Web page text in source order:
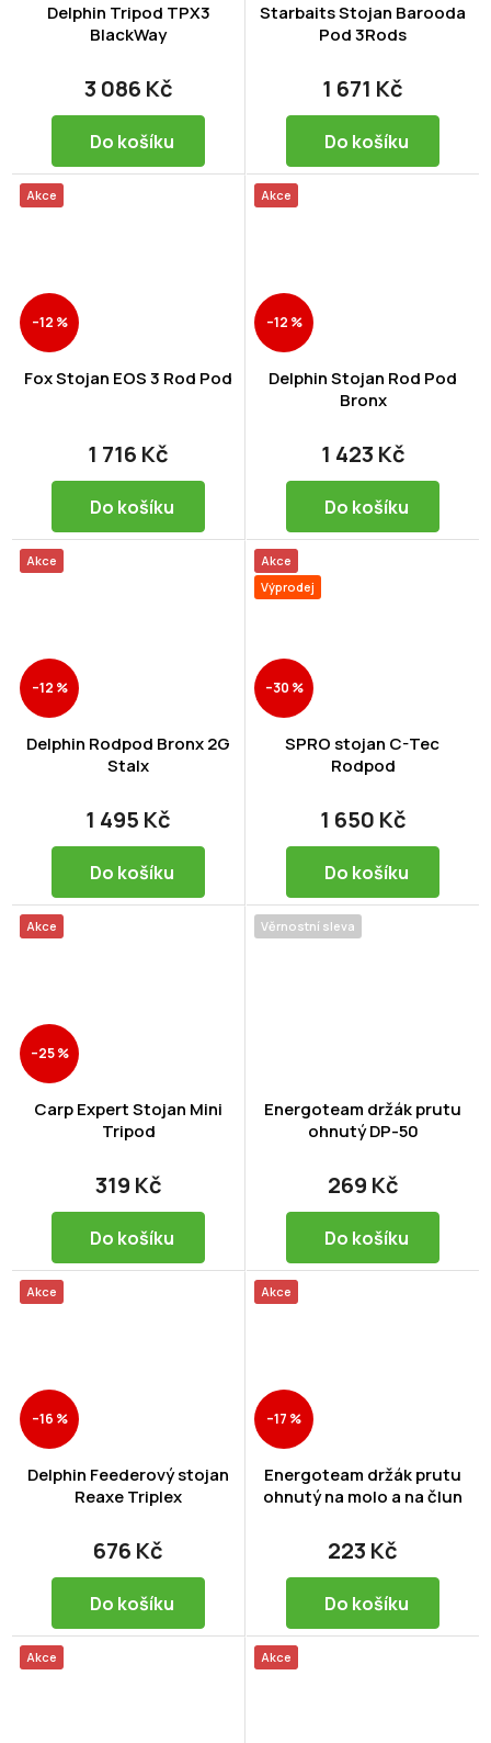
Delphin Tripod TPX3
BlackWay
3 086 Kč
Do košíku
Starbaits Stojan Barooda
Pod 3Rods
1 671 Kč
Do košíku
Akce
–12 %
Fox Stojan EOS 3 Rod Pod
1 716 Kč
Do košíku
Akce
–12 %
Delphin Stojan Rod Pod
Bronx
1 423 Kč
Do košíku
Akce
–12 %
Delphin Rodpod Bronx 2G
Stalx
1 495 Kč
Do košíku
Akce
Výprodej
–30 %
SPRO stojan C-Tec
Rodpod
1 650 Kč
Do košíku
Akce
–25 %
Carp Expert Stojan Mini
Tripod
319 Kč
Do košíku
Věrnostní sleva
Energoteam držák prutu
ohnutý DP-50
269 Kč
Do košíku
Akce
–16 %
Delphin Feederový stojan
Reaxe Triplex
676 Kč
Do košíku
Akce
–17 %
Energoteam držák prutu
ohnutý na molo a na člun
223 Kč
Do košíku
Akce Akce